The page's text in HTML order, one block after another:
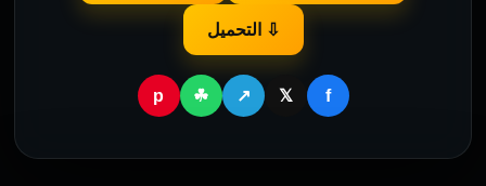
⇩ التحميل
f
𝕏
↗
☘
p